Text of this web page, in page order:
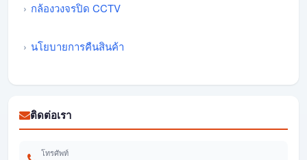
กล้องวงจรปิด CCTV
นโยบายการคืนสินค้า
ติดต่อเรา
โทรศัพท์